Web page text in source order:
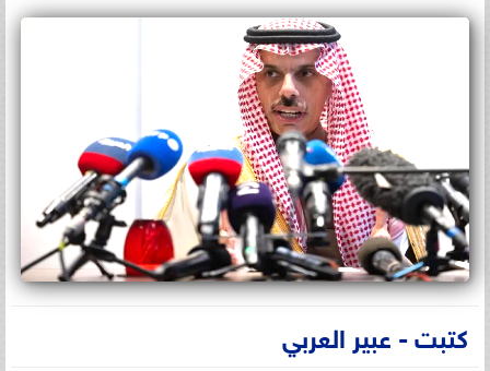
كتبت - عبير العربي